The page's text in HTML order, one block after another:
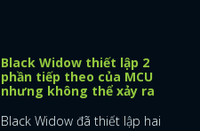
Black Widow thiết lập 2
phần tiếp theo của MCU
nhưng không thể xảy ra
Black Widow đã thiết lập hai